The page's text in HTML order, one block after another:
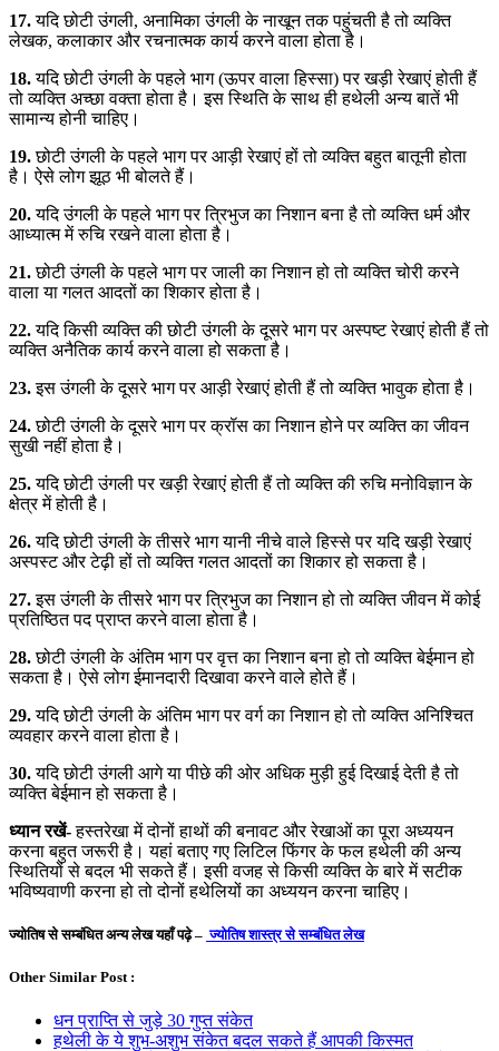
17.यदि छोटी उंगली, अनामिका उंगली के नाखून तक पहुंचती है तो व्यक्ति
लेखक, कलाकार और रचनात्मक कार्य करने वाला होता है।
18.यदि छोटी उंगली के पहले भाग (ऊपर वाला हिस्सा) पर खड़ी रेखाएं होती हैं
तो व्यक्ति अच्छा वक्ता होता है। इस स्थिति के साथ ही हथेली अन्य बातें भी
सामान्य होनी चाहिए।
19.छोटी उंगली के पहले भाग पर आड़ी रेखाएं हों तो व्यक्ति बहुत बातूनी होता
है। ऐसे लोग झूठ भी बोलते हैं।
20.यदि उंगली के पहले भाग पर त्रिभुज का निशान बना है तो व्यक्ति धर्म और
आध्यात्म में रुचि रखने वाला होता है।
21.छोटी उंगली के पहले भाग पर जाली का निशान हो तो व्यक्ति चोरी करने
वाला या गलत आदतों का शिकार होता है।
22.यदि किसी व्यक्ति की छोटी उंगली के दूसरे भाग पर अस्पष्ट रेखाएं होती हैं तो
व्यक्ति अनैतिक कार्य करने वाला हो सकता है।
23.इस उंगली के दूसरे भाग पर आड़ी रेखाएं होती हैं तो व्यक्ति भावुक होता है।
24.छोटी उंगली के दूसरे भाग पर क्रॉस का निशान होने पर व्यक्ति का जीवन
सुखी नहीं होता है।
25.यदि छोटी उंगली पर खड़ी रेखाएं होती हैं तो व्यक्ति की रुचि मनोविज्ञान के
क्षेत्र में होती है।
26.यदि छोटी उंगली के तीसरे भाग यानी नीचे वाले हिस्से पर यदि खड़ी रेखाएं
अस्पस्ट और टेढ़ी हों तो व्यक्ति गलत आदतों का शिकार हो सकता है।
27.इस उंगली के तीसरे भाग पर त्रिभुज का निशान हो तो व्यक्ति जीवन में कोई
प्रतिष्ठित पद प्राप्त करने वाला होता है।
28.छोटी उंगली के अंतिम भाग पर वृत्त का निशान बना हो तो व्यक्ति बेईमान हो
सकता है। ऐसे लोग ईमानदारी दिखावा करने वाले होते हैं।
29.यदि छोटी उंगली के अंतिम भाग पर वर्ग का निशान हो तो व्यक्ति अनिश्चित
व्यवहार करने वाला होता है।
30.यदि छोटी उंगली आगे या पीछे की ओर अधिक मुड़ी हुई दिखाई देती है तो
व्यक्ति बेईमान हो सकता है।
ध्यान रखें-हस्तरेखा में दोनों हाथों की बनावट और रेखाओं का पूरा अध्ययन
करना बहुत जरूरी है। यहां बताए गए लिटिल फिंगर के फल हथेली की अन्य
स्थितियों से बदल भी सकते हैं। इसी वजह से किसी व्यक्ति के बारे में सटीक
भविष्यवाणी करना हो तो दोनों हथेलियों का अध्ययन करना चाहिए।
ज्योतिष से सम्बंधित अन्य लेख यहाँ पढ़े – ज्योतिष शास्त्र से सम्बंधित लेख
Other Similar Post :
धन प्राप्ति से जुड़े 30 गुप्त संकेत
हथेली के ये शुभ-अशुभ संकेत बदल सकते हैं आपकी किस्मत